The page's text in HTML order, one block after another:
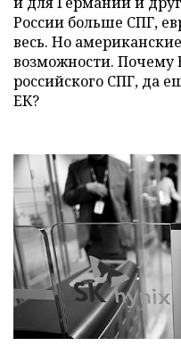
России больше СПГ,
весь. Но
возможности. Почему
российского СПГ, да
ЕК?